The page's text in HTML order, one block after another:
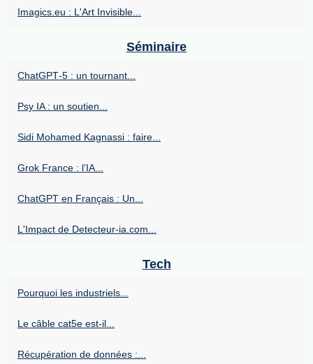
Imagics.eu : L'Art Invisible...
Séminaire
ChatGPT‑5 : un tournant...
Psy IA : un soutien...
Sidi Mohamed Kagnassi : faire...
Grok France : l’IA...
ChatGPT en Français : Un...
L'Impact de Detecteur-ia.com...
Tech
Pourquoi les industriels...
Le câble cat5e est-il...
Récupération de données :...